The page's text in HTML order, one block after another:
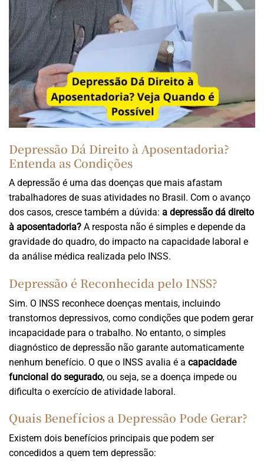
Depressão Dá Direito à Aposentadoria?
Entenda as Condições
A depressão é uma das doenças que mais afastam
trabalhadores de suas atividades no Brasil. Com o avanço
dos casos, cresce também a dúvida: a depressão dá direito
à aposentadoria? A resposta não é simples e depende da
gravidade do quadro, do impacto na capacidade laboral e
da análise médica realizada pelo INSS.
Depressão é Reconhecida pelo INSS?
Sim. O INSS reconhece doenças mentais, incluindo
transtornos depressivos, como condições que podem gerar
incapacidade para o trabalho. No entanto, o simples
diagnóstico de depressão não garante automaticamente
nenhum benefício. O que o INSS avalia é a capacidade
funcional do segurado, ou seja, se a doença impede ou
dificulta o exercício de atividade laboral.
Quais Benefícios a Depressão Pode Gerar?
Existem dois benefícios principais que podem ser
concedidos a quem tem depressão: